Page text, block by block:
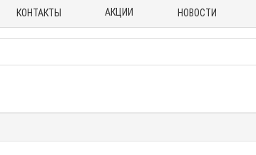
КОНТАКТЫ АКЦИИ НОВОСТИ